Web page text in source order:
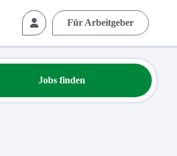
Für Arbeitgeber
Jobs finden